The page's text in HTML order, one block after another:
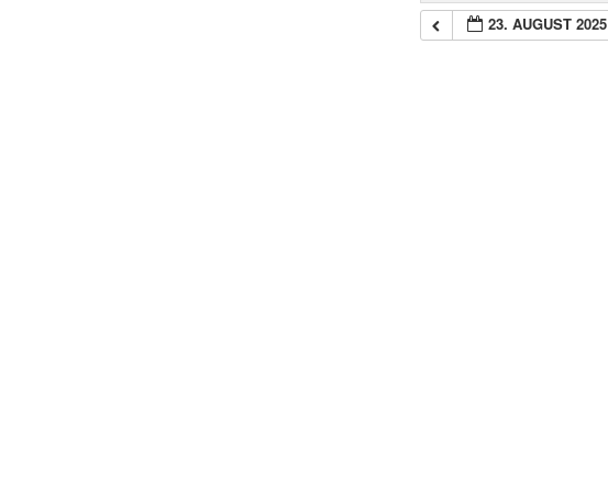
23. AUGUST 2025